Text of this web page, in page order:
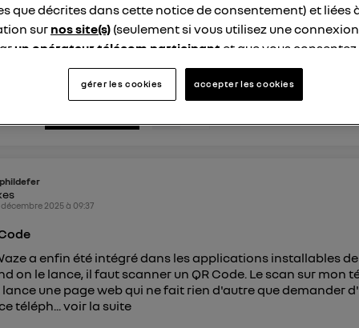
logo renault
? Merci
phildefer
décembre 2025à 09:37
a enfin été intégré dans les applications installables de
on le lance, il faut scanner un QR Code. Le scan sur mon
une page web qui ne fait rien d'autre que demander
téléph...voir la suite
que décrites dans cette notice de consentement) et liées
sur nos site(s) (seulement si vous utilisez une
un opérateur télécom participant et que vous
site).
Utiq a été conçue pour la protection de vos données
en vous offrant choix et contrôle.
un identifiant créé par votre opérateur télécom basé sur
même connexion et ayant consenties se verront attribuer
mobile.
à tout moment retirer ce consentement surle portail
") ou via la page « gérer Utiq » en bas de ce site.
veuillez consulter
gérer les cookies accepter les cookies